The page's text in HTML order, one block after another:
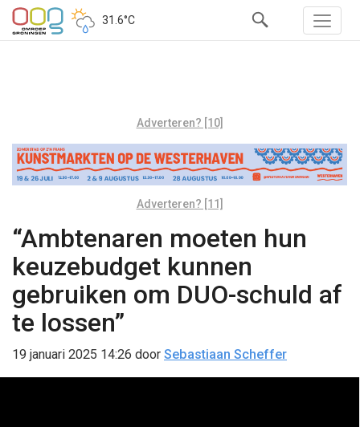
31.6°C
Adverteren? [10]
Adverteren? [11]
“Ambtenaren moeten hun
keuzebudget kunnen
gebruiken om DUO-schuld af
te lossen”
19 januari 2025 14:26 door Sebastiaan Scheffer